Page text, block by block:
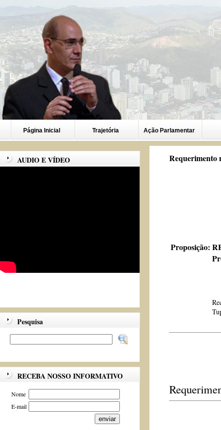
Página Inicial Trajetória Ação Parlamentar
AUDIO E VÍDEO
Pesquisa
RECEBA NOSSO INFORMATIVO
Nome
E-mail
Requerimento
Proposição: